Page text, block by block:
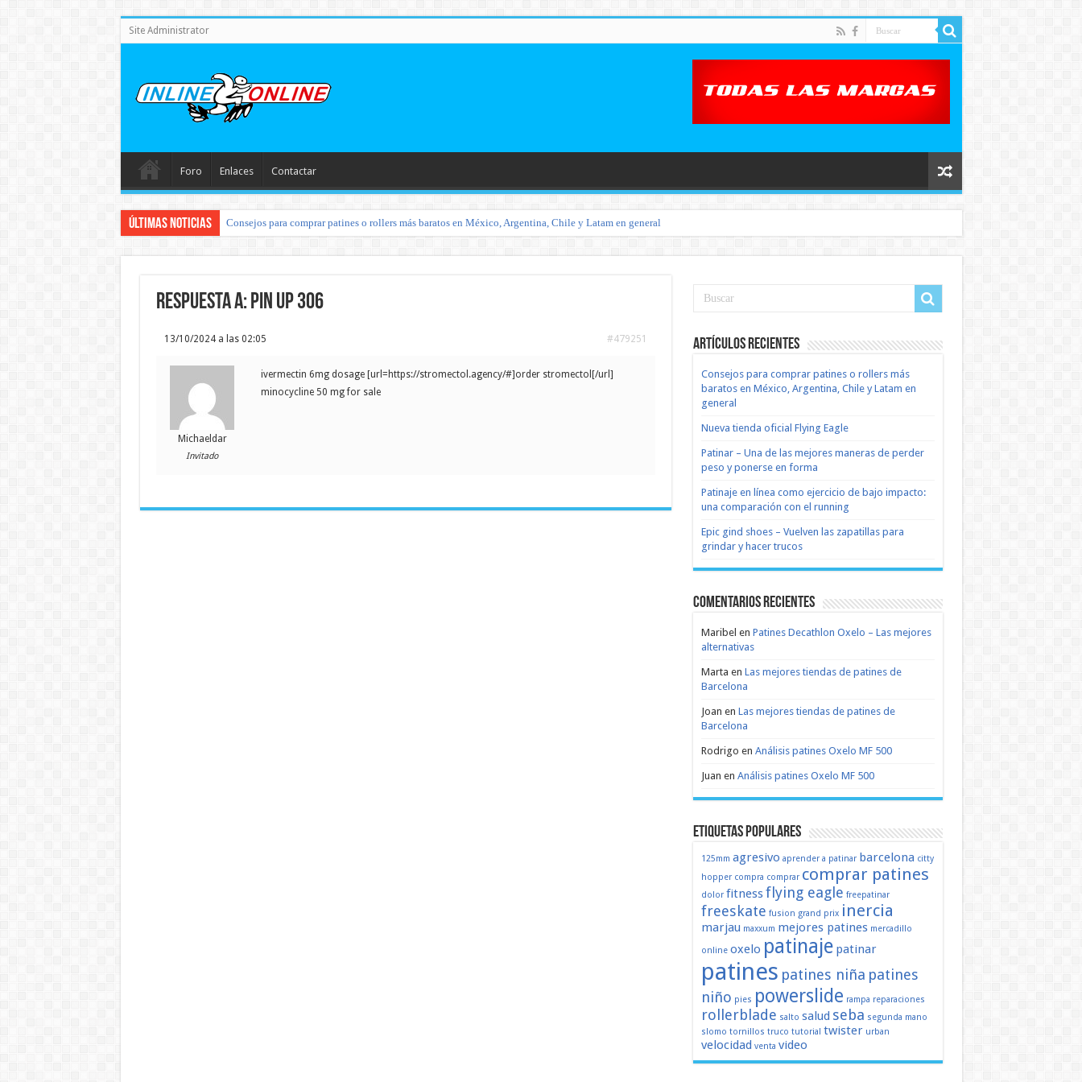
Site Administrator
Foro Enlaces Contactar
Últimas noticias Consejos para comprar patines o rollers más baratos en México, Argentina, Chile y Latam en general
Respuesta a: pin up 306
13/10/2024 a las 02:05 #479251
Michaeldar
Invitado
ivermectin 6mg dosage [url=https://stromectol.agency/#]order stromectol[/url]
minocycline 50 mg for sale
Artículos recientes
Consejos para comprar patines o rollers más
baratos en México, Argentina, Chile y Latam en
general
Nueva tienda oficial Flying Eagle
Patinar – Una de las mejores maneras de perder
peso y ponerse en forma
Patinaje en línea como ejercicio de bajo impacto:
una comparación con el running
Epic gind shoes – Vuelven las zapatillas para
grindar y hacer trucos
Comentarios recientes
Maribel en Patines Decathlon Oxelo – Las mejores
alternativas
Marta en Las mejores tiendas de patines de
Barcelona
Joan en Las mejores tiendas de patines de
Barcelona
Rodrigo en Análisis patines Oxelo MF 500
Juan en Análisis patines Oxelo MF 500
Etiquetas populares
125mm agresivo aprender a patinar barcelona citty
hopper compra comprar comprar patines
dolor fitnessflying eagle freepatinar
freeskate fusion grand prix inercia
marjau maxxum mejores patines mercadillo
online oxelo patinaje patinar
patines patines niña patines
niño pies powerslide rampa reparaciones
rollerblade salto salud seba segunda mano
slomo tornillos truco tutorial twister urban
velocidad venta video